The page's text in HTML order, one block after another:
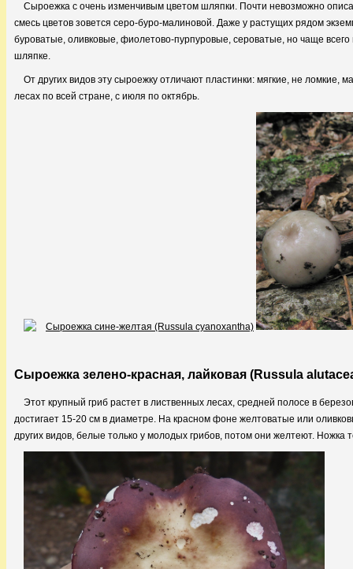
Сыроежка с очень изменчивым цветом шляпки. Почти невозможно
смесь цветов зовется серо-буро-малиновой. Даже у растущих рядом
буроватые, оливковые, фиолетово-пурпуровые, сероватые, но чаще
шляпке.
От других видов эту сыроежку отличают пластинки: мягкие, не ломкие,
лесах по всей стране, с июля по октябрь.
Сыроежка зелено-красная, лайковая (Russula
Этот крупный гриб растет в лиственных лесах, средней полосе в
достигает 15-20 см в диаметре. На красном фоне желтоватые или
других видов, белые только у молодых грибов, потом они желтеют. Ножка